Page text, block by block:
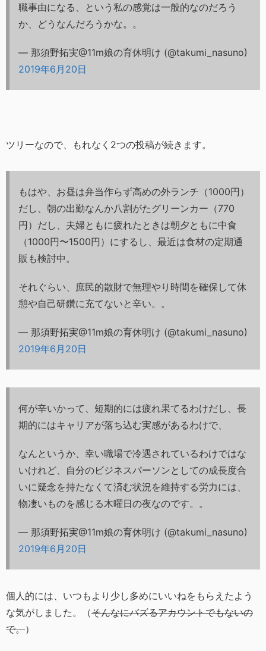
職事由になる、という私の感覚は一般的なのだろう
か、どうなんだろうかな。。
— 那須野拓実@11m娘の育休明け (@takumi_nasuno)
2019年6月20日
ツリーなので、もれなく2つの投稿が続きます。
もはや、お昼は弁当作らず高めの外ランチ（1000円）
だし、朝の出勤なんか八割がたグリーンカー（770
円）だし、夫婦ともに疲れたときは朝夕ともに中食
（1000円〜1500円）にするし、最近は食材の定期通
販も検討中。
それぐらい、庶民的散財で無理やり時間を確保して休
憩や自己研鑽に充てないと辛い。。
— 那須野拓実@11m娘の育休明け (@takumi_nasuno)
2019年6月20日
何が辛いかって、短期的には疲れ果てるわけだし、長
期的にはキャリアが落ち込む実感があるわけで、
なんというか、幸い職場で冷遇されているわけではな
いけれど、自分のビジネスパーソンとしての成長度合
いに疑念を持たなくて済む状況を維持する労力には、
物凄いものを感じる木曜日の夜なのです。。
— 那須野拓実@11m娘の育休明け (@takumi_nasuno)
2019年6月20日
個人的には、いつもより少し多めにいいねをもらえたよう
な気がしました。（そんなにバズるアカウントでもないの
で。）